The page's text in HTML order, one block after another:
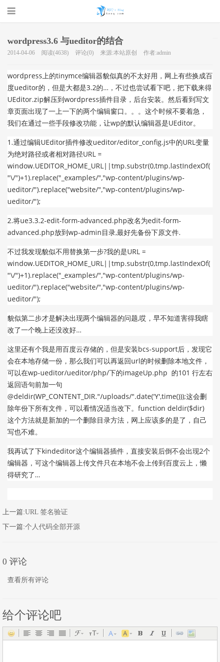
博客 - 一个
程序猿的个
人网站
wordpress3.6 与ueditor的结合
2014-04-06 阅读(4638) 评论(0) 来源:本站原创 作者:admin
wordpress上的tinymce编辑器貌似真的不太好用，网上有些换成百
度ueditor的，但是大都是3.2的…，不过也尝试看下吧，把下载来得
UEditor.zip解压到wordpress插件目录，后台安装。然后看到写文
章页面出现了一上一下的两个编辑窗口。。。这个时候不要着急，
我们在通过一些手段修改功能，让wp的默认编辑器是UEditor。
1.通过编辑UEditor插件修改ueditor/editor_config.js中的URL变量
为绝对路径或者相对路径URL =
window.UEDITOR_HOME_URL||tmp.substr(0,tmp.lastIndexOf(
"\/")+1).replace("_examples/","wp-content/plugins/wp-
ueditor/").replace("website/","wp-content/plugins/wp-
ueditor/");
2.将ue3.3.2-edit-form-advanced.php改名为edit-form-
advanced.php放到wp-admin目录,最好先备份下原文件.
不过我发现貌似不用替换第一步?我的是URL =
window.UEDITOR_HOME_URL||tmp.substr(0,tmp.lastIndexOf(
"\/")+1).replace("_examples/","wp-content/plugins/wp-
ueditor/").replace("website/","wp-content/plugins/wp-
ueditor/");
貌似第二步才是解决出现两个编辑器的问题,哎，早不知道害得我瞎
改了一个晚上还没改好…
这里还有个我是用百度云存储的，但是安装bcs-support后，发现它
会在本地存储一份，那么我们可以再返回url的时候删除本地文件，
可以在wp-ueditor/ueditor/php/下的imageUp.php 的101 行左右
返回语句前加一句
@deldir(WP_CONTENT_DIR."/uploads/".date('Y',time()));这会删
除年份下所有文件，可以看情况适当改下。function deldir($dir)
这个方法就是新加的一个删除目录方法，网上应该多的是了，自己
写也不难。
我再试了下kindeditor这个编辑器插件，直接安装后倒不会出现2个
编辑器，可这个编辑器上传文件只在本地不会上传到百度云上，懒
得研究了…
上一篇:URL 签名验证
下一篇:个人代码全部开源
0 评论
查看所有评论
给个评论吧